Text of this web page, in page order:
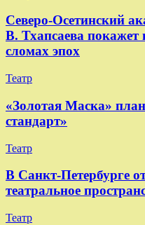
Северо-Осетинский
В. Тхапсаева покажет
сломах эпох
Театр
«Золотая Маска»
стандарт»
Театр
В Санкт-Петербурге
театральное
Театр